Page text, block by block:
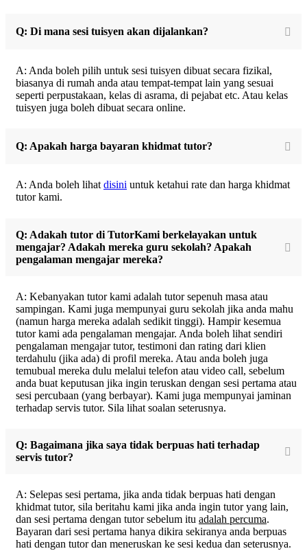
Q: Di mana sesi tuisyen akan dijalankan?
A: Anda boleh pilih untuk sesi tuisyen dibuat secara fizikal,
biasanya di rumah anda atau tempat-tempat lain yang sesuai
seperti perpustakaan, kelas di asrama, di pejabat etc. Atau kelas
tuisyen juga boleh dibuat secara online.
Q: Apakah harga bayaran khidmat tutor?
A: Anda boleh lihat disini untuk ketahui rate dan harga khidmat
tutor kami.
Q: Adakah tutor di TutorKami berkelayakan untuk
mengajar? Adakah mereka guru sekolah? Apakah
pengalaman mengajar mereka?
A: Kebanyakan tutor kami adalah tutor sepenuh masa atau
sampingan. Kami juga mempunyai guru sekolah jika anda mahu
(namun harga mereka adalah sedikit tinggi). Hampir kesemua
tutor kami ada pengalaman mengajar. Anda boleh lihat sendiri
pengalaman mengajar tutor, testimoni dan rating dari klien
terdahulu (jika ada) di profil mereka. Atau anda boleh juga
temubual mereka dulu melalui telefon atau video call, sebelum
anda buat keputusan jika ingin teruskan dengan sesi pertama atau
sesi percubaan (yang berbayar). Kami juga mempunyai jaminan
terhadap servis tutor. Sila lihat soalan seterusnya.
Q: Bagaimana jika saya tidak berpuas hati terhadap
servis tutor?
A: Selepas sesi pertama, jika anda tidak berpuas hati dengan
khidmat tutor, sila beritahu kami jika anda ingin tutor yang lain,
dan sesi pertama dengan tutor sebelum itu adalah percuma.
Bayaran dari sesi pertama hanya dikira sekiranya anda berpuas
hati dengan tutor dan meneruskan ke sesi kedua dan seterusnya.